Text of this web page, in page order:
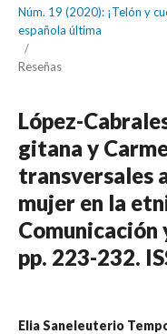
Núm. 19 (2020): ¡Telón y
española última
/
Reseñas
López-
gitana y
transversales
mujer en la
Comunicación
pp. 223-232.
Elia Saneleuterio